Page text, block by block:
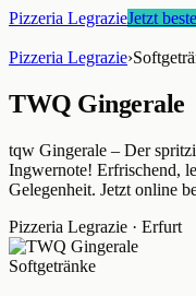
Pizzeria LegrazieJetzt
Pizzeria Legrazie›
TWQ Gingerale
tqw Gingerale – Der
Ingwernote! Erfrischend,
Gelegenheit. Jetzt online
Pizzeria Legrazie · Erfurt
Softgetränke